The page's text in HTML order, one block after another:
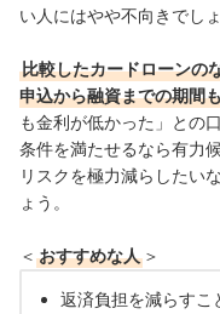
い人にはやや不向きでしょ
比較したカードローンの
申込から融資までの期間
も金利が低かった」との
条件を満たせるなら有力
リスクを極力減らしたい
ょう。
＜ おすすめな人 ＞
返済負担を減らすこ